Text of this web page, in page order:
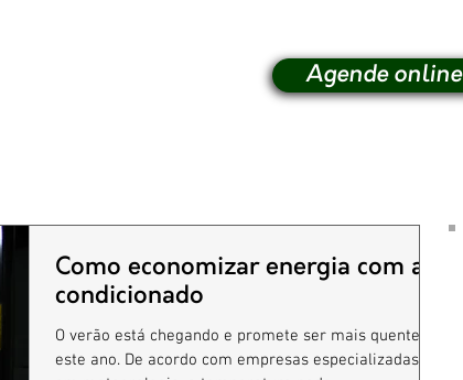
Agende online
Como economizar energia com ar
condicionado
O verão está chegando e promete ser mais quente
este ano. De acordo com empresas especializadas